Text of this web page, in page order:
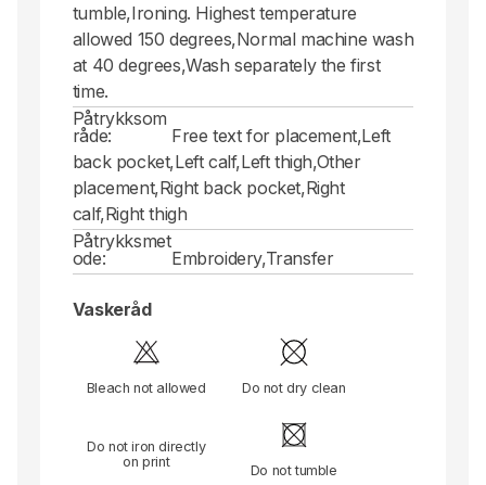
tumble,Ironing. Highest temperature
allowed 150 degrees,Normal machine wash
at 40 degrees,Wash separately the first
time.
Påtrykksom
råde:
Free text for placement,Left
back pocket,Left calf,Left thigh,Other
placement,Right back pocket,Right
calf,Right thigh
Påtrykksmet
ode:
Embroidery,Transfer
Vaskeråd
Bleach not allowed Do not dry clean
Do not iron directly
on print
Do not tumble